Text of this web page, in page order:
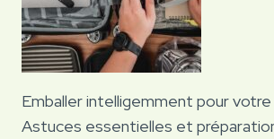
Emballer intelligemment pour
Astuces essentielles et